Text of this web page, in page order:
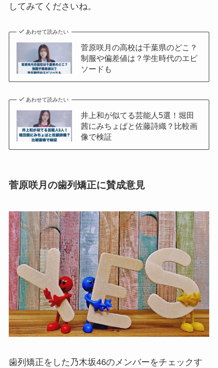
してみてくださいね。
あわせて読みたい
菅原咲月の高校は千葉県のどこ？
制服や偏差値は？学生時代のエピ
ソードも
あわせて読みたい
井上和が似てる芸能人5選！堀田
茜にみちょぱと佐藤詩織？比較画
像で検証
菅原咲月の歯列矯正に賛成意見
歯列矯正をした乃木坂46のメンバーをチェックす